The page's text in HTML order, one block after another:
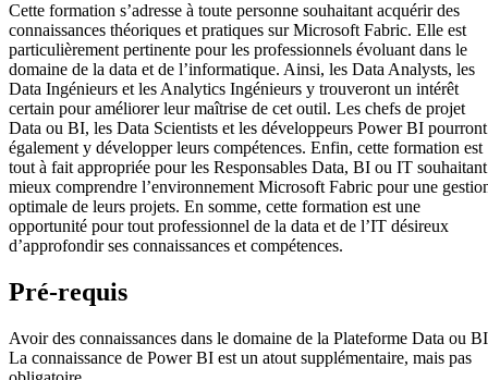
Cette formation s’adresse à toute personne souhaitant acquérir des
connaissances théoriques et pratiques sur Microsoft Fabric. Elle est
particulièrement pertinente pour les professionnels évoluant dans le
domaine de la data et de l’informatique. Ainsi, les Data Analysts, les
Data Ingénieurs et les Analytics Ingénieurs y trouveront un intérêt
certain pour améliorer leur maîtrise de cet outil. Les chefs de projet
Data ou BI, les Data Scientists et les développeurs Power BI pourront
également y développer leurs compétences. Enfin, cette formation est
tout à fait appropriée pour les Responsables Data, BI ou IT souhaitant
mieux comprendre l’environnement Microsoft Fabric pour une
optimale de leurs projets. En somme, cette formation est une
opportunité pour tout professionnel de la data et de l’IT désireux
d’approfondir ses connaissances et compétences.
Pré-requis
Avoir des connaissances dans le domaine de la Plateforme Data ou
La connaissance de Power BI est un atout supplémentaire, mais pas